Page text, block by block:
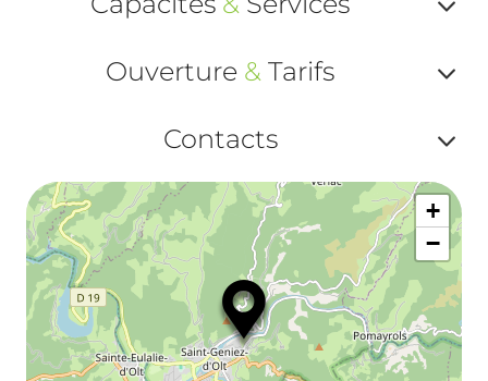
ou
ou
Ouverture & Tarifs
ou
et
Contacts
ou
+
−